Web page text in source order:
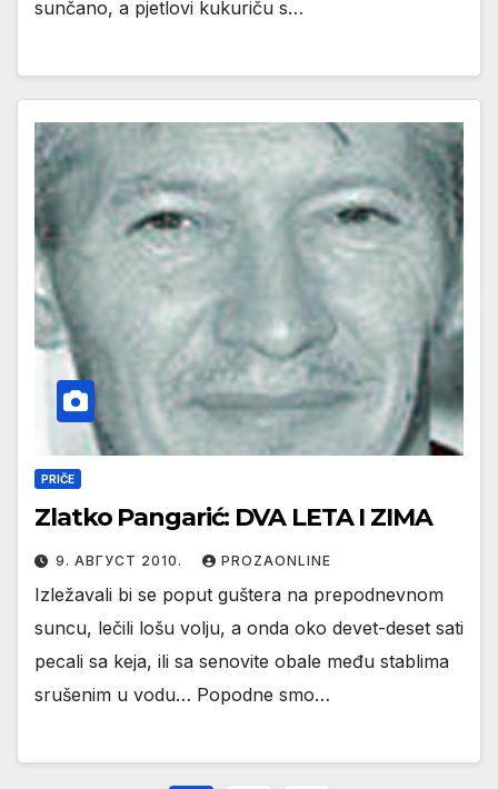
sunčano, a pjetlovi kukuriču s…
PRIČE
Zlatko Pangarić: DVA LETA I ZIMA
9. АВГУСТ 2010. PROZAONLINE
Izležavali bi se poput guštera na prepodnevnom
suncu, lečili lošu volju, a onda oko devet-deset sati
pecali sa keja, ili sa senovite obale među stablima
srušenim u vodu… Popodne smo…